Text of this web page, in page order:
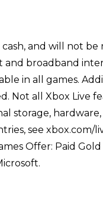
and will not
and broadband
in all games.
Not all Xbox Live
storage,
see
Offer: Paid